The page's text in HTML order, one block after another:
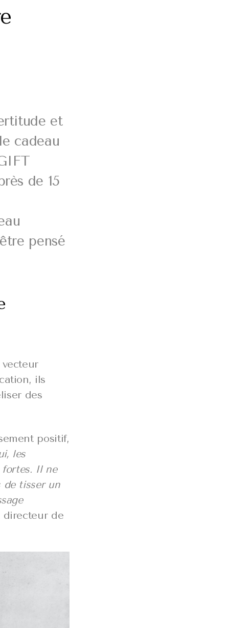
et
cadeau
de 15
pensé
ils
des
positif,
les
fortes. Il ne
de tisser un
directeur de